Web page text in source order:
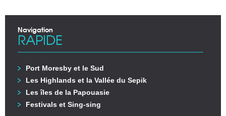
Navigation
RAPIDE
Port Moresby et le Sud
Les Highlands et la Vallée du Sepik
Les îles de la Papouasie
Festivals et Sing-sing